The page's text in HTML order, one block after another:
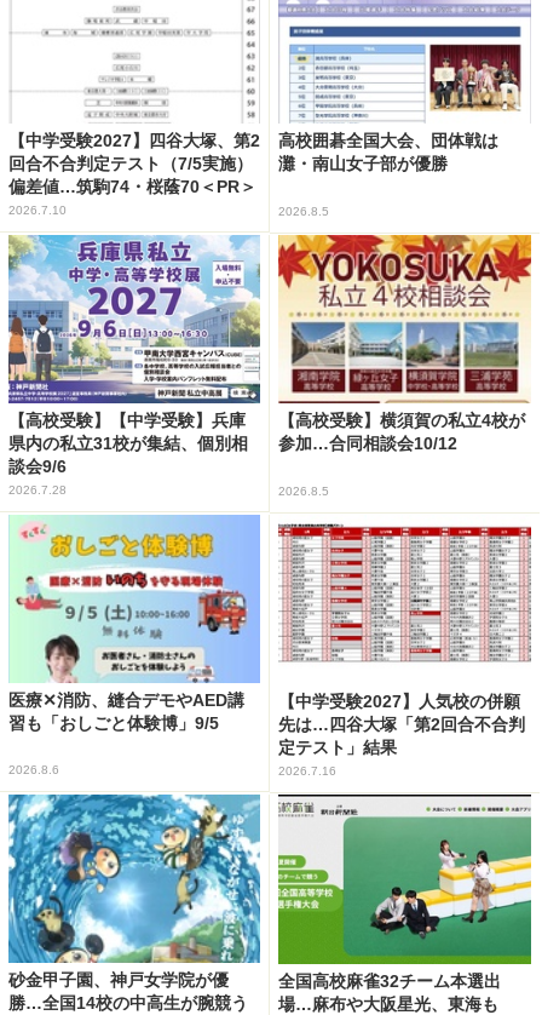
【中学受験2027】四谷大塚、第2
回合不合判定テスト（7/5実施）
偏差値…筑駒74・桜蔭70＜PR＞
2026.7.10
高校囲碁全国大会、団体戦は
灘・南山女子部が優勝
2026.8.5
【高校受験】【中学受験】兵庫
県内の私立31校が集結、個別相
談会9/6
2026.7.28
【高校受験】横須賀の私立4校が
参加…合同相談会10/12
2026.8.5
医療✕消防、縫合デモやAED講
習も「おしごと体験博」9/5
2026.8.6
【中学受験2027】人気校の併願
先は…四谷大塚「第2回合不合判
定テスト」結果
2026.7.16
砂金甲子園、神戸女学院が優
勝…全国14校の中高生が腕競う
全国高校麻雀32チーム本選出
場…麻布や大阪星光、東海も